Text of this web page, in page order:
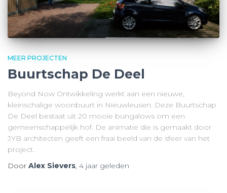
MEER PROJECTEN
Buurtschap De Deel
Beyond Now Ontwikkeling werkt aan een nieuwe,
kleinschalige woonbuurt in Nieuwleusen. Deze Buurtschap
De Deel bestaat uit 20 mooie bungalows om een
gemeenschappelijk hof. De animatie die is gemaakt door
JYB architecten geeft een fraai beeld van de sfeer van het
project.
Door Alex Sievers, 4 jaar geleden